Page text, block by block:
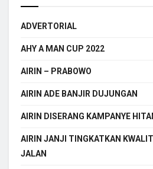
ADVERTORIAL
AHY A MAN CUP 2022
AIRIN – PRABOWO
AIRIN ADE BANJIR DUJUNGAN
AIRIN DISERANG KAMPANYE
AIRIN JANJI TINGKATKAN
JALAN